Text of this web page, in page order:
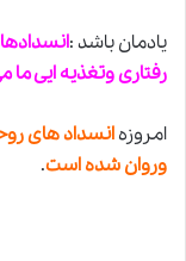
یادمان باشد :انسدادها
رفتاری وتغذیه ایی ما
امروزهانسداد های
وروان شده است.